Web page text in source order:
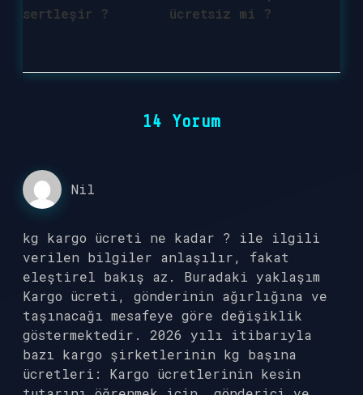
sertleşir ?
ücretsiz mi ?
14 Yorum
Nil
kg kargo ücreti ne kadar ? ile ilgili
verilen bilgiler anlaşılır, fakat
eleştirel bakış az. Buradaki yaklaşım
Kargo ücreti, gönderinin ağırlığına ve
taşınacağı mesafeye göre değişiklik
göstermektedir. 2026 yılı itibarıyla
bazı kargo şirketlerinin kg başına
ücretleri: Kargo ücretlerinin kesin